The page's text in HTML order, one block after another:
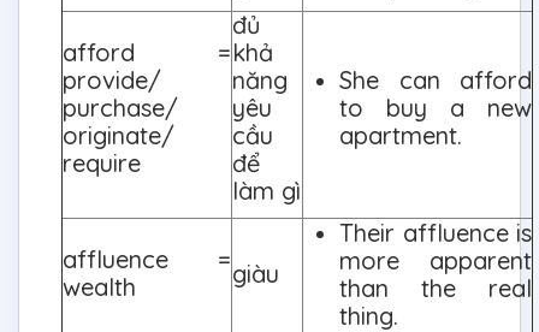
afford =
provide/
purchase/
originate/
require
đủ
khả
năng
yêu
cầu
để
làm gì
She can afford
to buy a new
apartment.
affluence =
wealth
giàu
Their affluence is
more apparent
than the real
thing.